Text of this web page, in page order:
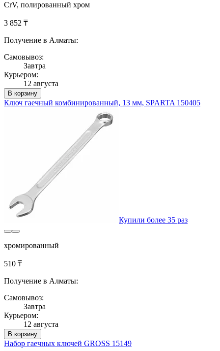
CrV, полированный хром
3 852 ₸
Получение в Алматы:
Самовывоз:
Завтра
Курьером:
12 августа
В корзину
Ключ гаечный комбинированный, 13 мм, SPARTA 150405
Купили более 35 раз
хромированный
510 ₸
Получение в Алматы:
Самовывоз:
Завтра
Курьером:
12 августа
В корзину
Набор гаечных ключей GROSS 15149